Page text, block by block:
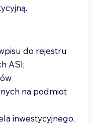
do rejestru
ASI;
na podmiot
inwestycyjnego,